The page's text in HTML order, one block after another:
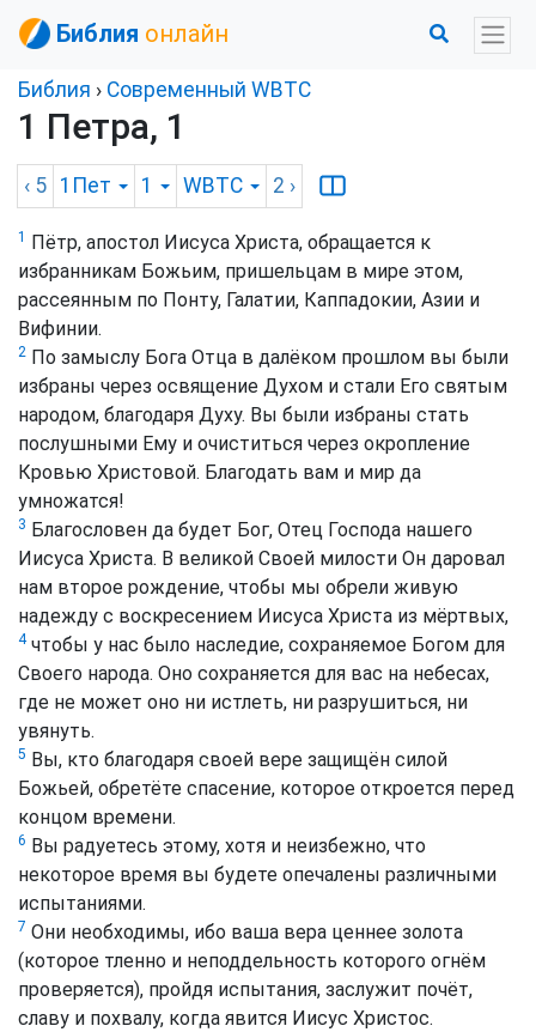
Библия онлайн
Библия › Cовременный WBTC
1 Петра, 1
‹ 5 1Пет 1 WBTC 2 ›
1
Пётр, апостол Иисуса Христа, обращается к
избранникам Божьим, пришельцам в мире этом,
рассеянным по Понту, Галатии, Каппадокии, Азии и
Вифинии.
2 По замыслу Бога Отца в далёком прошлом вы были
избраны через освящение Духом и стали Его святым
народом, благодаря Духу. Вы были избраны стать
послушными Ему и очиститься через окропление
Кровью Христовой. Благодать вам и мир да
умножатся!
3 Благословен да будет Бог, Отец Господа нашего
Иисуса Христа. В великой Своей милости Он даровал
нам второе рождение, чтобы мы обрели живую
надежду с воскресением Иисуса Христа из мёртвых,
4чтобы у нас было наследие, сохраняемое Богом для
Своего народа. Оно сохраняется для вас на небесах,
где не может оно ни истлеть, ни разрушиться, ни
увянуть.
5 Вы, кто благодаря своей вере защищён силой
Божьей, обретёте спасение, которое откроется перед
концом времени.
6 Вы радуетесь этому, хотя и неизбежно, что
некоторое время вы будете опечалены различными
испытаниями.
7 Они необходимы, ибо ваша вера ценнее золота
(которое тленно и неподдельность которого огнём
проверяется), пройдя испытания, заслужит почёт,
славу и похвалу, когда явится Иисус Христос.